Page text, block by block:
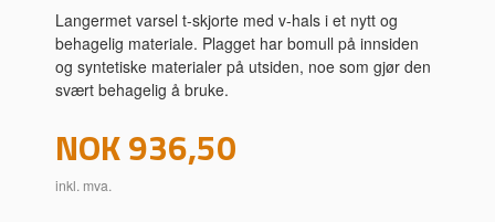
Langermet varsel t-skjorte med v-hals i et nytt og
behagelig materiale. Plagget har bomull på innsiden
og syntetiske materialer på utsiden, noe som gjør den
svært behagelig å bruke.
Pris
NOK936,50
inkl. mva.